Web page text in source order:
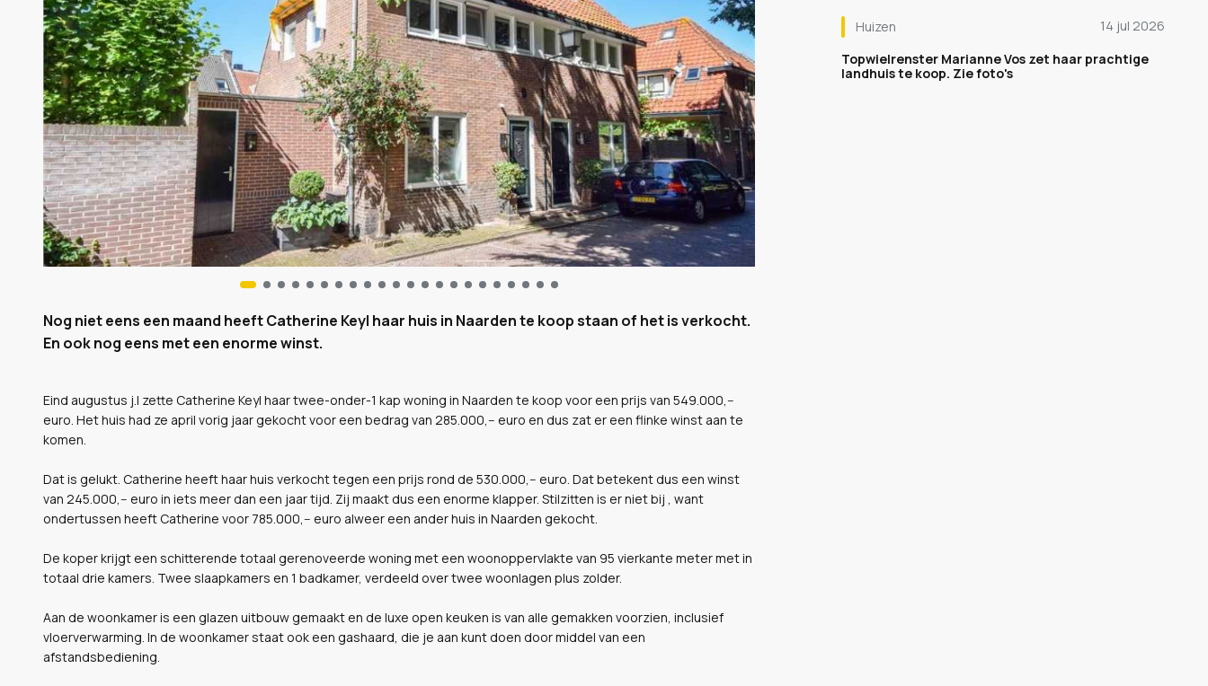
Nog niet eens een maand heeft Catherine Keyl haar huis in Naarden te koop staan of het is verkocht.
En ook nog eens met een enorme winst.
Eind augustus j.l zette Catherine Keyl haar twee-onder-1 kap woning in Naarden te koop voor een prijs van 549.000,--
euro. Het huis had ze april vorig jaar gekocht voor een bedrag van 285.000,-- euro en dus zat er een flinke winst aan te
komen.
Dat is gelukt. Catherine heeft haar huis verkocht tegen een prijs rond de 530.000,-- euro. Dat betekent dus een winst
van 245.000,-- euro in iets meer dan een jaar tijd. Zij maakt dus een enorme klapper. Stilzitten is er niet bij , want
ondertussen heeft Catherine voor 785.000,-- euro alweer een ander huis in Naarden gekocht.
De koper krijgt een schitterende totaal gerenoveerde woning met een woonoppervlakte van 95 vierkante meter met in
totaal drie kamers. Twee slaapkamers en 1 badkamer, verdeeld over twee woonlagen plus zolder.
Aan de woonkamer is een glazen uitbouw gemaakt en de luxe open keuken is van alle gemakken voorzien, inclusief
vloerverwarming. In de woonkamer staat ook een gashaard, die je aan kunt doen door middel van een
afstandsbediening.
Huizen
14 jul 2026
Topwielrenster Marianne Vos zet haar prachtige
landhuis te koop. Zie foto's